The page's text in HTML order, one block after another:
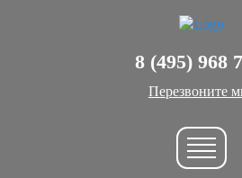
8 (495) 968
Перезвоните